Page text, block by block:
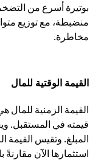
بوتيرة أسرع من
منضبطة، مع توزيع
مخاطرة.
القيمة الوقتية للمال
القيمة الزمنية للمال
قيمته في المستقبل.
المبلغ. وتقيس القيمة
استثمارها الآن مقارنةً